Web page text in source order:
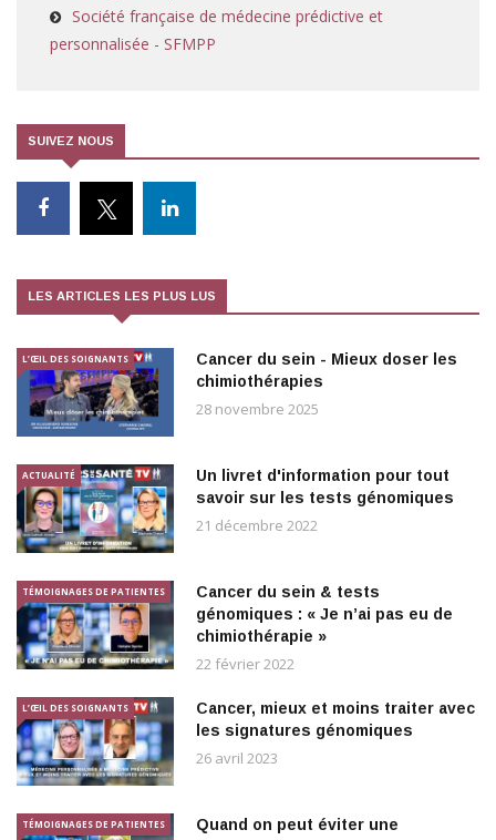
Société française de médecine prédictive et
personnalisée - SFMPP
SUIVEZ NOUS
LES ARTICLES LES PLUS LUS
L’ŒIL DES SOIGNANTS
Cancer du sein - Mieux doser les
chimiothérapies
28 novembre 2025
ACTUALITÉ
Un livret d'information pour tout
savoir sur les tests génomiques
21 décembre 2022
TÉMOIGNAGES DE PATIENTES
Cancer du sein & tests
génomiques : « Je n’ai pas eu de
chimiothérapie »
22 février 2022
L’ŒIL DES SOIGNANTS
Cancer, mieux et moins traiter avec
les signatures génomiques
26 avril 2023
TÉMOIGNAGES DE PATIENTES
Quand on peut éviter une